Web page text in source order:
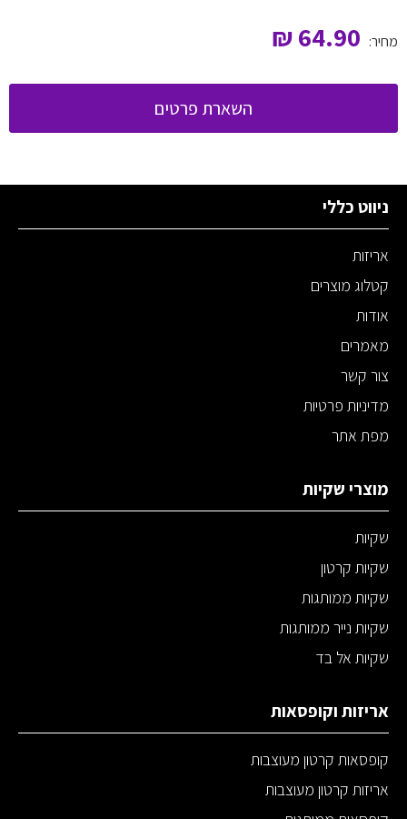
מחיר: 64.90
₪
השארת פרטים
ניווט כללי
אריזות
קטלוג מוצרים
אודות
מאמרים
צור קשר
מדיניות פרטיות
מפת אתר
מוצרי שקיות
שקיות
שקיות קרטון
שקיות ממותגות
שקיות נייר ממותגות
שקיות אל בד
אריזות וקופסאות
קופסאות קרטון מעוצבות
אריזות קרטון מעוצבות